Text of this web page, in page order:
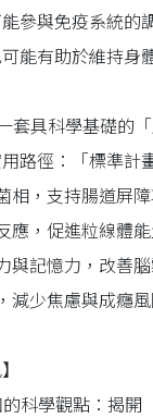
參與免疫系統的
能有助於維持身
套具科學基礎的
路徑：「標準計
相，支持腸道屏
應，促進粒線體
與記憶力，改善
減少焦慮與成癮
科學觀點：揭開